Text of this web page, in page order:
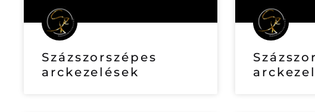
Százszorszépes
arckezelések